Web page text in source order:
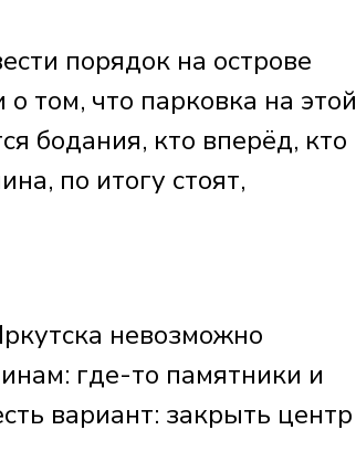
порядок на острове
том, что парковка на этой
бодания, кто вперёд, кто
по итогу стоят,
невозможно
где-то памятники и
вариант: закрыть центр